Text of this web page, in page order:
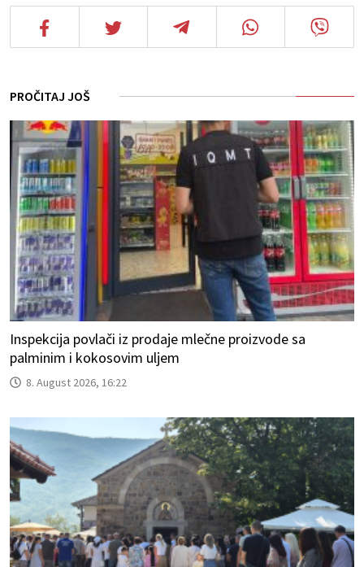
PROČITAJ JOŠ
Inspekcija povlači iz prodaje mlečne proizvode sa
palminim i kokosovim uljem
8. August 2026, 16:22